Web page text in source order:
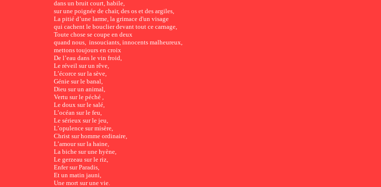
dans un bruit court, habile,
sur une poignée de chair, des os et des argiles,
La pitié d’une larme, la grimace d'un visage
qui cachent le bouclier devant tout ce carnage,
Toute chose se coupe en deux
quand nous, insouciants, innocents malheureux,
mettons toujours en croix
De l’eau dans le vin froid,
Le réveil sur un rêve,
L’écorce sur la sève,
Génie sur le banal,
Dieu sur un animal,
Vertu sur le péché ,
Le doux sur le salé,
L’océan sur le feu,
Le sérieux sur le jeu,
L’opulence sur misère,
Christ sur homme ordinaire,
L’amour sur la haine,
La biche sur une hyène,
Le gerzeau sur le riz,
Enfer sur Paradis,
Et un matin jauni,
Une mort sur une vie.